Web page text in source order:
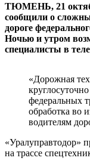
ТЮМЕНЬ, 21
сообщили о
дороге
Ночью и утром
специалисты в
«Дорожная
федеральных
обработка во
водителям
«Уралуправтодор»
на трассе